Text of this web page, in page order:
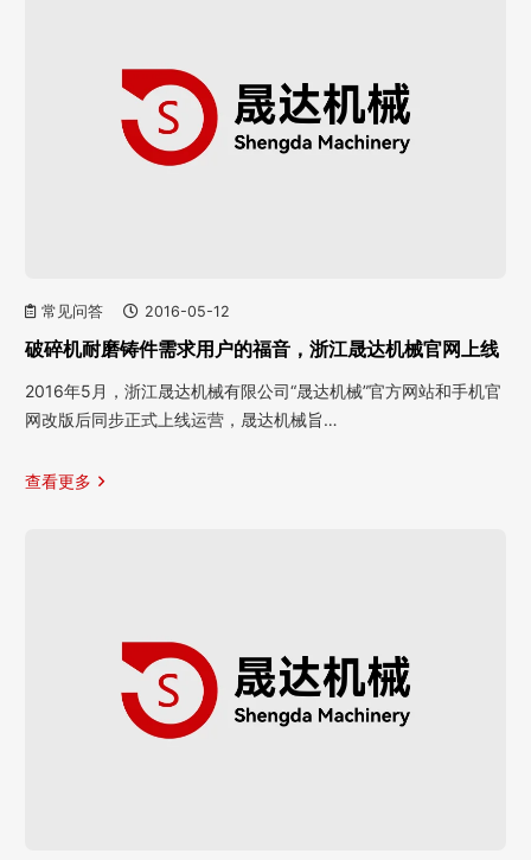
常见问答 2016-05-12
破碎机耐磨铸件需求用户的福音，浙江晟达机械官网上线
2016年5月，浙江晟达机械有限公司“晟达机械”官方网站和手机官
网改版后同步正式上线运营，晟达机械旨…
查看更多